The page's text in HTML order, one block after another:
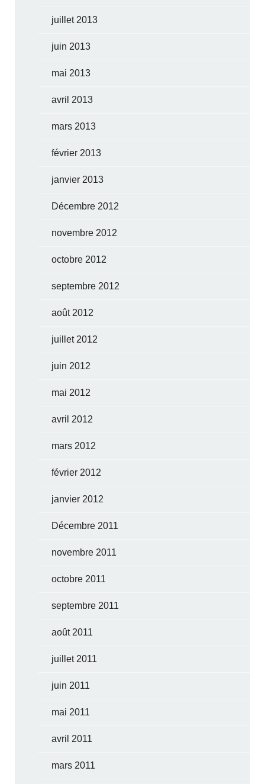
juillet 2013
juin 2013
mai 2013
avril 2013
mars 2013
février 2013
janvier 2013
Décembre 2012
novembre 2012
octobre 2012
septembre 2012
août 2012
juillet 2012
juin 2012
mai 2012
avril 2012
mars 2012
février 2012
janvier 2012
Décembre 2011
novembre 2011
octobre 2011
septembre 2011
août 2011
juillet 2011
juin 2011
mai 2011
avril 2011
mars 2011